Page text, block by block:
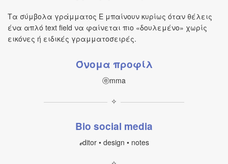
Τα σύμβολα γράμματος E μπαίνουν κυρίως όταν θέλεις
ένα απλό text field να φαίνεται πιο «δουλεμένο» χωρίς
εικόνες ή ειδικές γραμματοσειρές.
Όνομα προφίλ
ⓔmma
✧
Bio social media
ℯditor • design • notes